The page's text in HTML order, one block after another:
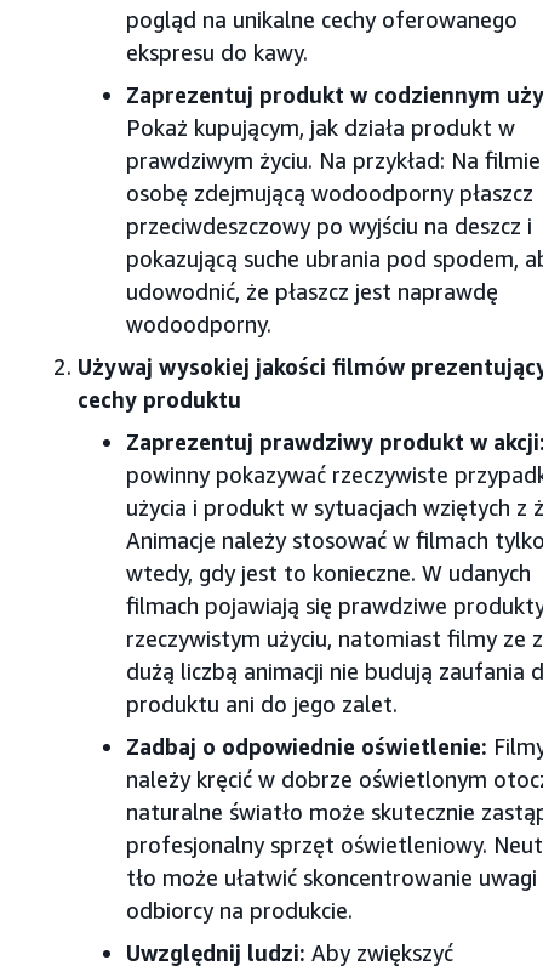
pogląd na unikalne cechy oferowanego
ekspresu do kawy.
Zaprezentuj produkt w codziennym
Pokaż kupującym, jak działa produkt w
prawdziwym życiu. Na przykład: Na
osobę zdejmującą wodoodporny płaszcz
przeciwdeszczowy po wyjściu na deszcz i
pokazującą suche ubrania pod spodem,
udowodnić, że płaszcz jest naprawdę
wodoodporny.
Używaj wysokiej jakości filmów
cechy produktu
Zaprezentuj prawdziwy produkt w
powinny pokazywać rzeczywiste
użycia i produkt w sytuacjach wziętych z
Animacje należy stosować w filmach
wtedy, gdy jest to konieczne. W udanych
filmach pojawiają się prawdziwe
rzeczywistym użyciu, natomiast filmy ze
dużą liczbą animacji nie budują zaufania
produktu ani do jego zalet.
Zadbaj o odpowiednie oświetlenie:
należy kręcić w dobrze oświetlonym
naturalne światło może skutecznie
profesjonalny sprzęt oświetleniowy.
tło może ułatwić skoncentrowanie uwagi
odbiorcy na produkcie.
Uwzględnij ludzi: Aby zwiększyć